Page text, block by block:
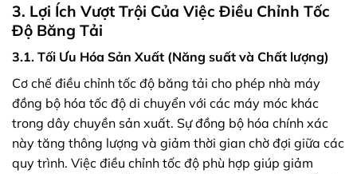
3. Lợi Ích Vượt Trội Của Việc Điều Chỉnh Tốc
Độ Băng Tải
3.1. Tối Ưu Hóa Sản Xuất (Năng suất và Chất lượng)
Cơ chế điều chỉnh tốc độ băng tải cho phép nhà máy
đồng bộ hóa tốc độ di chuyển với các máy móc khác
trong dây chuyền sản xuất. Sự đồng bộ hóa chính xác
này tăng thông lượng và giảm thời gian chờ đợi giữa các
quy trình. Việc điều chỉnh tốc độ phù hợp giúp giảm